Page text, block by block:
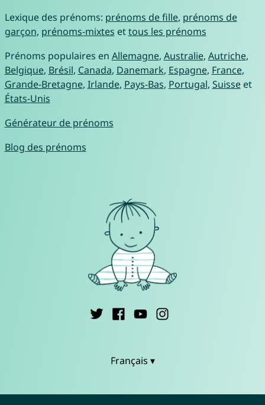
Lexique des prénoms: prénoms de fille, prénoms de
garçon, prénoms-mixtes ettous les prénoms
Prénoms populaires en Allemagne, Australie, Autriche,
Belgique, Brésil, Canada, Danemark, Espagne, France,
Grande-Bretagne, Irlande, Pays-Bas, Portugal, Suisseet
États-Unis
Générateur de prénoms
Blog des prénoms
Français ▾